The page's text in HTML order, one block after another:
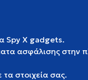
Spy X gadgets.
ασφάλισης στην
στοιχεία σας.